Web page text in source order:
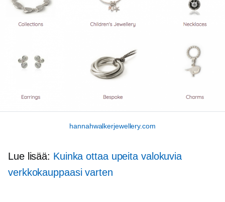
hannahwalkerjewellery.com
Lue lisää: Kuinka ottaa upeita valokuvia
verkkokauppaasi varten